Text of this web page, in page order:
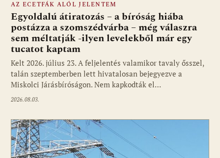
AZ ECETFÁK ALÓL JELENTEM
Egyoldalú átiratozás – a bíróság hiába
postázza a szomszédvárba – még válaszra
sem méltatják -ilyen levelekből már egy
tucatot kaptam
Kelt 2026. július 23. A feljelentés valamikor tavaly ősszel,
talán szeptemberben lett hivatalosan bejegyezve a
Miskolci Járásbíróságon. Nem kapkodták el…
2026.08.03.